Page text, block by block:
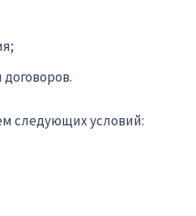
следующих условий: